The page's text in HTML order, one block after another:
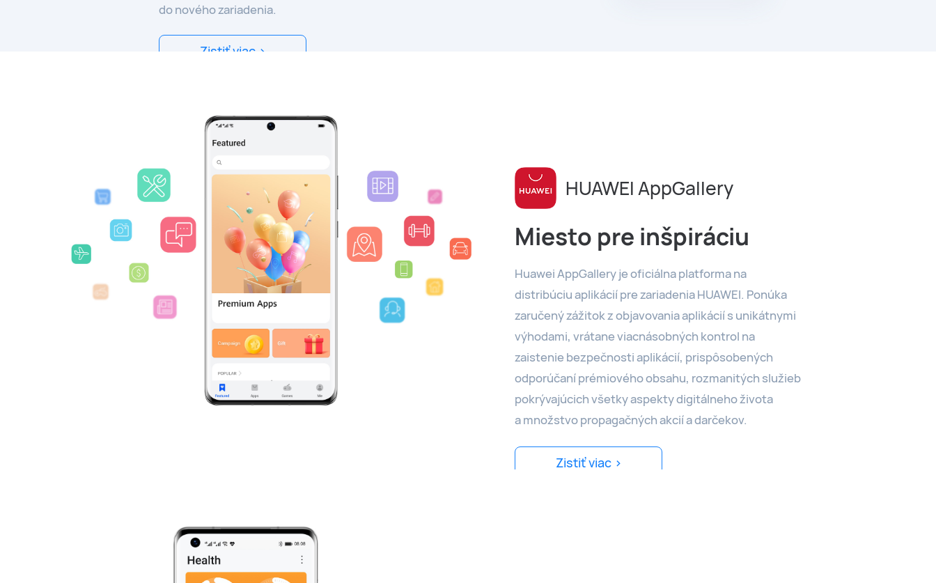
do nového zariadenia.
Zistiť viac >
HUAWEI AppGallery
Miesto pre inšpiráciu
Huawei AppGallery je oficiálna platforma na
distribúciu aplikácií pre zariadenia HUAWEI. Ponúka
zaručený zážitok z objavovania aplikácií s unikátnymi
výhodami, vrátane viacnásobných kontrol na
zaistenie bezpečnosti aplikácií, prispôsobených
odporúčaní prémiového obsahu, rozmanitých služieb
pokrývajúcich všetky aspekty digitálneho života
a množstvo propagačných akcií a darčekov.
Zistiť viac >